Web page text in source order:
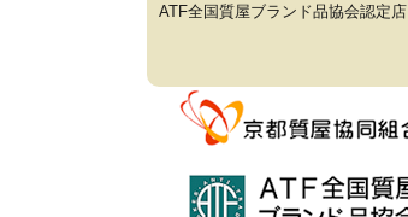
ATF全国質屋ブランド品協会認定店